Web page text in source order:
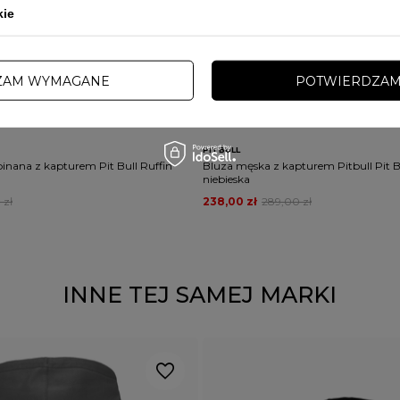
z kapturem Pit Bull Ruffin
PROMOCJA
PITBULL
Bluza męska z kapturem Pitbull Pit
niebieska
289,00 zł
238,00 zł
INNE TEJ SAMEJ MARKI
WYMAGANE